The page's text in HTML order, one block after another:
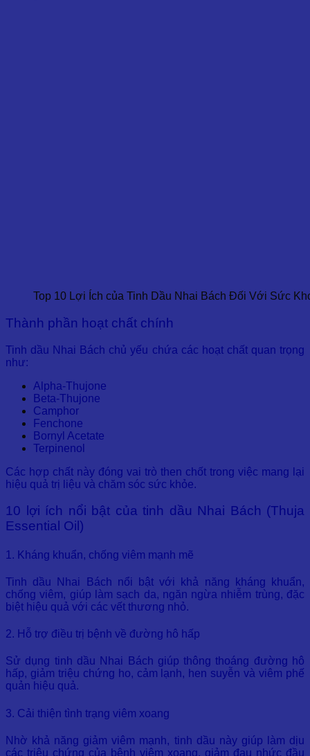
Top 10 Lợi Ích của Tinh Dầu Nhai Bách Đối Với Sức
Thành phần hoạt chất chính
Tinh dầu Nhai Bách chủ yếu chứa các hoạt chất quan trọng
như:
Alpha-Thujone
Beta-Thujone
Camphor
Fenchone
Bornyl Acetate
Terpinenol
Các hợp chất này đóng vai trò then chốt trong việc mang lại
hiệu quả trị liệu và chăm sóc sức khỏe.
10 lợi ích nổi bật của tinh dầu Nhai Bách (Thuja
Essential Oil)
1. Kháng khuẩn, chống viêm mạnh mẽ
Tinh dầu Nhai Bách nổi bật với khả năng kháng khuẩn,
chống viêm, giúp làm sạch da, ngăn ngừa nhiễm trùng, đặc
biệt hiệu quả với các vết thương nhỏ.
2. Hỗ trợ điều trị bệnh về đường hô hấp
Sử dụng tinh dầu Nhai Bách giúp thông thoáng đường hô
hấp, giảm triệu chứng ho, cảm lạnh, hen suyễn và viêm phế
quản hiệu quả.
3. Cải thiện tình trạng viêm xoang
Nhờ khả năng giảm viêm mạnh, tinh dầu này giúp làm dịu
các triệu chứng của bệnh viêm xoang, giảm đau nhức đầu